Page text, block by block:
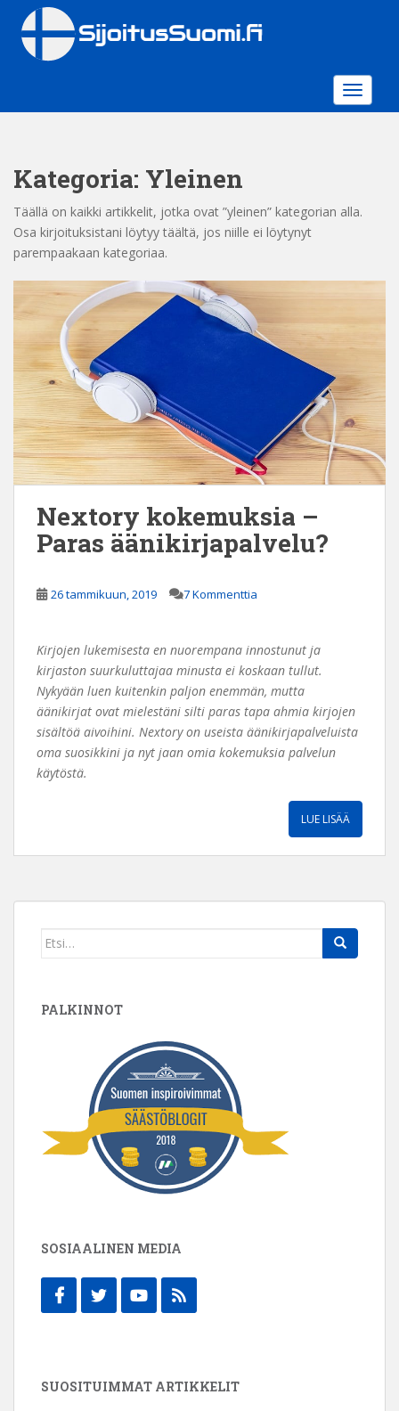
o
Kategoria: Yleinen
Täällä on kaikki artikkelit, jotka ovat ”yleinen” kategorian alla.
Osa kirjoituksistani löytyy täältä, jos niille ei löytynyt
parempaakaan kategoriaa.
Nextory kokemuksia –
Paras äänikirjapalvelu?
26 tammikuun, 2019 7 Kommenttia
Kirjojen lukemisesta en nuorempana innostunut ja
kirjaston suurkuluttajaa minusta ei koskaan tullut.
Nykyään luen kuitenkin paljon enemmän, mutta
äänikirjat ovat mielestäni silti paras tapa ahmia kirjojen
sisältöä aivoihini. Nextory on useista äänikirjapalveluista
oma suosikkini ja nyt jaan omia kokemuksia palvelun
käytöstä.
LUE LISÄÄ
Search
PALKINNOT
SOSIAALINEN MEDIA
SUOSITUIMMAT ARTIKKELIT